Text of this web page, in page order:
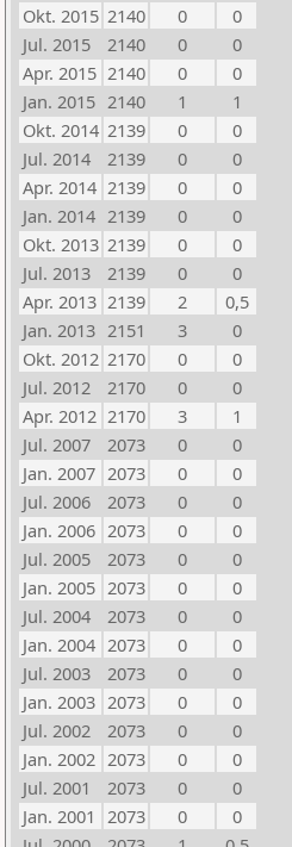
Okt. 2015 2140 0
0
Jul. 2015
2140 0
0
Apr. 2015 2140 0
0
Jan. 2015 2140 1
1
Okt. 2014 2139 0
0
Jul. 2014
2139 0
0
Apr. 2014 2139 0
0
Jan. 2014 2139 0
0
Okt. 2013 2139 0
0
Jul. 2013
2139 0
0
Apr. 2013 2139 2
0,5
Jan. 2013 2151 3
0
Okt. 2012 2170 0
0
Jul. 2012
2170 0
0
Apr. 2012 2170 3
1
Jul. 2007
2073 0
0
Jan. 2007 2073 0
0
Jul. 2006
2073 0
0
Jan. 2006 2073 0
0
Jul. 2005
2073 0
0
Jan. 2005 2073 0
0
Jul. 2004
2073 0
0
Jan. 2004 2073 0
0
Jul. 2003
2073 0
0
Jan. 2003 2073 0
0
Jul. 2002
2073 0
0
Jan. 2002 2073 0
0
Jul. 2001
2073 0
0
Jan. 2001 2073 0
0